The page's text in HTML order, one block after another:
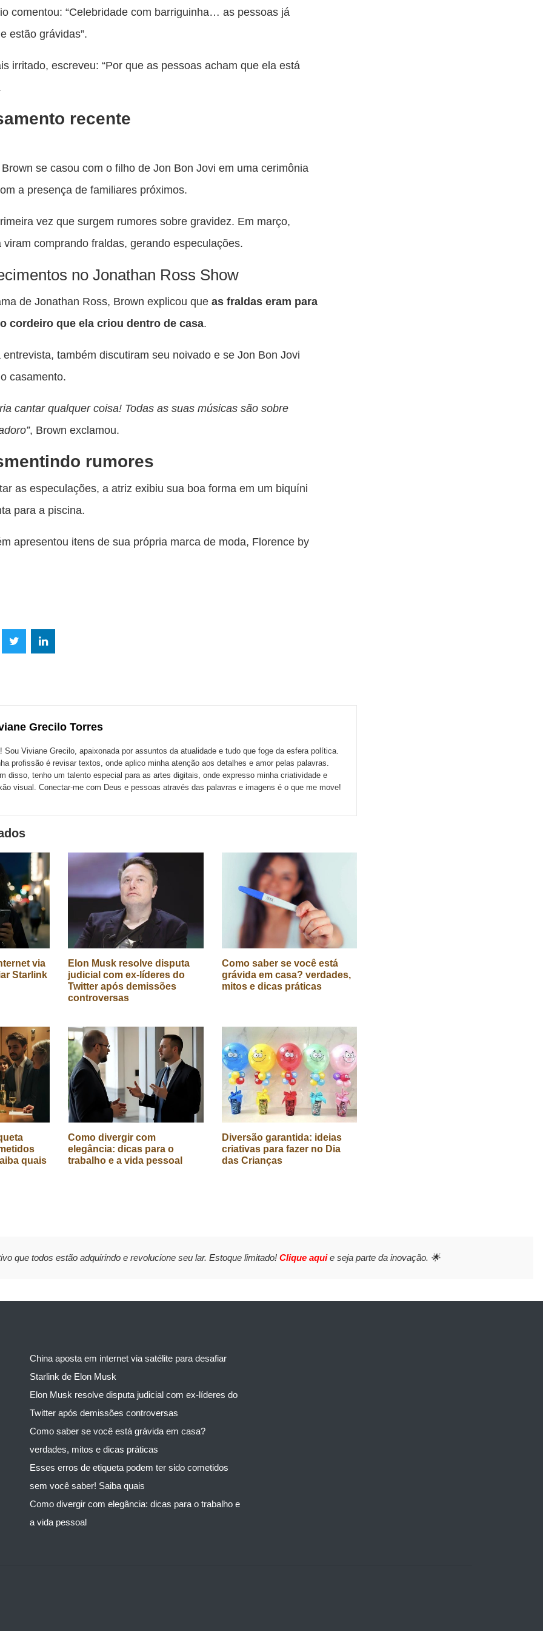
comentou: “Celebridade com barriguinha… as pessoas já
estão grávidas”.
irritado, escreveu: “Por que as pessoas acham que ela está
recente
se casou com o filho de Jon Bon Jovi em uma cerimônia
a presença de familiares próximos.
vez que surgem rumores sobre gravidez. Em março,
viram comprando fraldas, gerando especulações.
no Jonathan Ross Show
de Jonathan Ross, Brown explicou que as fraldas eram para
cordeiro que ela criou dentro de casa.
entrevista, também discutiram seu noivado e se Jon Bon Jovi
casamento.
cantar qualquer coisa! Todas as suas músicas são sobre
, Brown exclamou.
rumores
as especulações, a atriz exibiu sua boa forma em um biquíni
para a piscina.
apresentou itens de sua própria marca de moda, Florence by
Grecilo Torres
Sou Viviane Grecilo, apaixonada por assuntos da atualidade e tudo que foge da esfera política.
profissão é revisar textos, onde aplico minha atenção aos detalhes e amor pelas palavras.
disso, tenho um talento especial para as artes digitais, onde expresso minha criatividade e
visual. Conectar-me com Deus e pessoas através das palavras e imagens é o que me move!
via
Starlink
Elon Musk resolve disputa
judicial com ex-líderes do
Twitter após demissões
controversas
Como saber se você está
grávida em casa? verdades,
mitos e dicas práticas
quais
Como divergir com
elegância: dicas para o
trabalho e a vida pessoal
Diversão garantida: ideias
criativas para fazer no Dia
das Crianças
que todos estão adquirindo e revolucione seu lar. Estoque limitado! Clique aquie seja parte da inovação. 🌟
China aposta em internet via satélite para desafiar
Starlink de Elon Musk
Elon Musk resolve disputa judicial com ex-líderes do
Twitter após demissões controversas
Como saber se você está grávida em casa?
verdades, mitos e dicas práticas
Esses erros de etiqueta podem ter sido cometidos
sem você saber! Saiba quais
Como divergir com elegância: dicas para o trabalho e
a vida pessoal